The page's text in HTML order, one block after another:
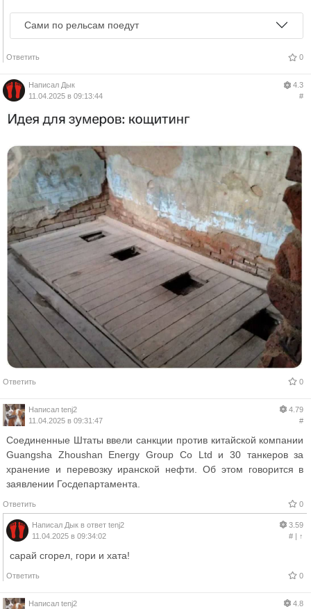
Сами по рельсам поедут
Ответить 0
Написал Дык
11.04.2025 в 09:13:44
4.3
#
Ответить 0
Написал tenj2
11.04.2025 в 09:31:47
4.79
#
Соединенные Штаты ввели санкции против китайской компании
Guangsha Zhoushan Energy Group Co Ltd и 30 танкеров за
хранение и перевозку иранской нефти. Об этом говорится в
заявлении Госдепартамента.
Ответить 0
Написал Дык в ответ tenj2
11.04.2025 в 09:34:02
3.59
#| ↑
сарай сгорел, гори и хата!
Ответить 0
Написал tenj2
4.8